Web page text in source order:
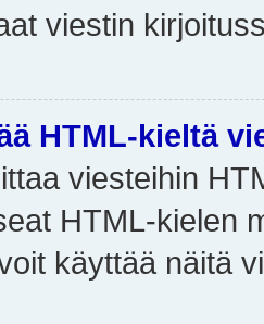
viestin
HTML-kieltä
viesteihin
HTML-kielen
käyttää näitä